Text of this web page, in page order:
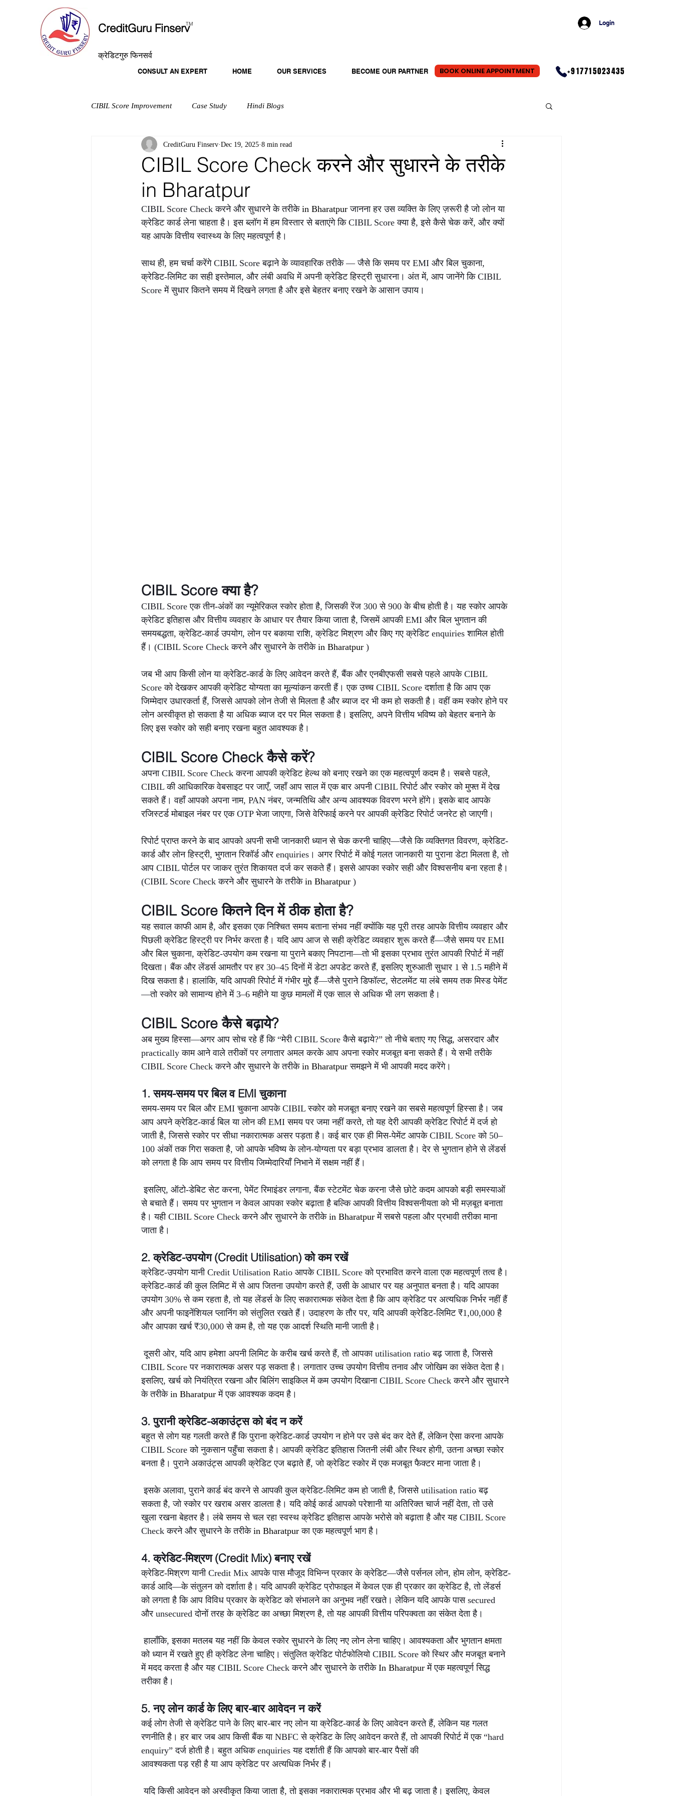
CreditGuru Finserv
TM
क्रेडिटगुरु फिनसर्व
Login
CONSULT AN EXPERT HOME OUR SERVICES BECOME OUR PARTNER BOOK ONLINE APPOINTMENT +917715023435
CIBIL Score Improvement Case Study Hindi Blogs
CIBIL Score Check करने और सुधारने के तरीके
in Bharatpur
CreditGuru Finserv Dec 19, 2025 8 min read
CIBIL Score Check करने और सुधारने के तरीके in Bharatpur जानना हर उस व्यक्ति के लिए ज़रूरी है जो लोन या
क्रेडिट कार्ड लेना चाहता है। इस ब्लॉग में हम विस्तार से बताएंगे कि CIBIL Score क्या है, इसे कैसे चेक करें, और क्यों
यह आपके वित्तीय स्वास्थ्य के लिए महत्वपूर्ण है।
साथ ही, हम चर्चा करेंगे CIBIL Score बढ़ाने के व्यावहारिक तरीके — जैसे कि समय पर EMI और बिल चुकाना,
क्रेडिट‑लिमिट का सही इस्तेमाल, और लंबी अवधि में अपनी क्रेडिट हिस्ट्री सुधारना। अंत में, आप जानेंगे कि CIBIL
Score में सुधार कितने समय में दिखने लगता है और इसे बेहतर बनाए रखने के आसान उपाय।
CIBIL Score क्या है?
CIBIL Score एक तीन-अंकों का न्यूमेरिकल स्कोर होता है, जिसकी रेंज 300 से 900 के बीच होती है। यह स्कोर आपके
क्रेडिट इतिहास और वित्तीय व्यवहार के आधार पर तैयार किया जाता है, जिसमें आपकी EMI और बिल भुगतान की
समयबद्धता, क्रेडिट-कार्ड उपयोग, लोन पर बकाया राशि, क्रेडिट मिश्रण और किए गए क्रेडिट enquiries शामिल होती
हैं। (CIBIL Score Check करने और सुधारने के तरीके in Bharatpur )
जब भी आप किसी लोन या क्रेडिट-कार्ड के लिए आवेदन करते हैं, बैंक और एनबीएफसी सबसे पहले आपके CIBIL
Score को देखकर आपकी क्रेडिट योग्यता का मूल्यांकन करती हैं। एक उच्च CIBIL Score दर्शाता है कि आप एक
जिम्मेदार उधारकर्ता हैं, जिससे आपको लोन तेजी से मिलता है और ब्याज दर भी कम हो सकती है। वहीं कम स्कोर होने पर
लोन अस्वीकृत हो सकता है या अधिक ब्याज दर पर मिल सकता है। इसलिए, अपने वित्तीय भविष्य को बेहतर बनाने के
लिए इस स्कोर को सही बनाए रखना बहुत आवश्यक है।
CIBIL Score Check कैसे करें?
अपना CIBIL Score Check करना आपकी क्रेडिट हेल्थ को बनाए रखने का एक महत्वपूर्ण कदम है। सबसे पहले,
CIBIL की आधिकारिक वेबसाइट पर जाएँ, जहाँ आप साल में एक बार अपनी CIBIL रिपोर्ट और स्कोर को मुफ्त में देख
सकते हैं। वहाँ आपको अपना नाम, PAN नंबर, जन्मतिथि और अन्य आवश्यक विवरण भरने होंगे। इसके बाद आपके
रजिस्टर्ड मोबाइल नंबर पर एक OTP भेजा जाएगा, जिसे वेरिफाई करने पर आपकी क्रेडिट रिपोर्ट जनरेट हो जाएगी।
रिपोर्ट प्राप्त करने के बाद आपको अपनी सभी जानकारी ध्यान से चेक करनी चाहिए—जैसे कि व्यक्तिगत विवरण, क्रेडिट-
कार्ड और लोन हिस्ट्री, भुगतान रिकॉर्ड और enquiries। अगर रिपोर्ट में कोई गलत जानकारी या पुराना डेटा मिलता है, तो
आप CIBIL पोर्टल पर जाकर तुरंत शिकायत दर्ज कर सकते हैं। इससे आपका स्कोर सही और विश्वसनीय बना रहता है।
(CIBIL Score Check करने और सुधारने के तरीके in Bharatpur )
CIBIL Score कितने दिन में ठीक होता है?
यह सवाल काफी आम है, और इसका एक निश्चित समय बताना संभव नहीं क्योंकि यह पूरी तरह आपके वित्तीय व्यवहार और
पिछली क्रेडिट हिस्ट्री पर निर्भर करता है। यदि आप आज से सही क्रेडिट व्यवहार शुरू करते हैं—जैसे समय पर EMI
और बिल चुकाना, क्रेडिट-उपयोग कम रखना या पुराने बकाए निपटाना—तो भी इसका प्रभाव तुरंत आपकी रिपोर्ट में नहीं
दिखता। बैंक और लेंडर्स आमतौर पर हर 30–45 दिनों में डेटा अपडेट करते हैं, इसलिए शुरुआती सुधार 1 से 1.5 महीने में
दिख सकता है। हालांकि, यदि आपकी रिपोर्ट में गंभीर मुद्दे हैं—जैसे पुराने डिफॉल्ट, सेटलमेंट या लंबे समय तक मिस्ड पेमेंट
—तो स्कोर को सामान्य होने में 3–6 महीने या कुछ मामलों में एक साल से अधिक भी लग सकता है।
CIBIL Score कैसे बढ़ाये?
अब मुख्य हिस्सा—अगर आप सोच रहे हैं कि “मेरी CIBIL Score कैसे बढ़ाये?” तो नीचे बताए गए सिद्ध, असरदार और
practically काम आने वाले तरीकों पर लगातार अमल करके आप अपना स्कोर मजबूत बना सकते हैं। ये सभी तरीके
CIBIL Score Check करने और सुधारने के तरीके in Bharatpur समझने में भी आपकी मदद करेंगे।
1. समय-समय पर बिल व EMI चुकाना
समय-समय पर बिल और EMI चुकाना आपके CIBIL स्कोर को मजबूत बनाए रखने का सबसे महत्वपूर्ण हिस्सा है। जब
आप अपने क्रेडिट-कार्ड बिल या लोन की EMI समय पर जमा नहीं करते, तो यह देरी आपकी क्रेडिट रिपोर्ट में दर्ज हो
जाती है, जिससे स्कोर पर सीधा नकारात्मक असर पड़ता है। कई बार एक ही मिस-पेमेंट आपके CIBIL Score को 50–
100 अंकों तक गिरा सकता है, जो आपके भविष्य के लोन-योग्यता पर बड़ा प्रभाव डालता है। देर से भुगतान होने से लेंडर्स
को लगता है कि आप समय पर वित्तीय जिम्मेदारियाँ निभाने में सक्षम नहीं हैं।
इसलिए, ऑटो-डेबिट सेट करना, पेमेंट रिमाइंडर लगाना, बैंक स्टेटमेंट चेक करना जैसे छोटे कदम आपको बड़ी समस्याओं
से बचाते हैं। समय पर भुगतान न केवल आपका स्कोर बढ़ाता है बल्कि आपकी वित्तीय विश्वसनीयता को भी मज़बूत बनाता
है। यही CIBIL Score Check करने और सुधारने के तरीके in Bharatpur में सबसे पहला और प्रभावी तरीका माना
जाता है।
2. क्रेडिट-उपयोग (Credit Utilisation) को कम रखें
क्रेडिट-उपयोग यानी Credit Utilisation Ratio आपके CIBIL Score को प्रभावित करने वाला एक महत्वपूर्ण तत्व है।
क्रेडिट-कार्ड की कुल लिमिट में से आप जितना उपयोग करते हैं, उसी के आधार पर यह अनुपात बनता है। यदि आपका
उपयोग 30% से कम रहता है, तो यह लेंडर्स के लिए सकारात्मक संकेत देता है कि आप क्रेडिट पर अत्यधिक निर्भर नहीं हैं
और अपनी फाइनेंशियल प्लानिंग को संतुलित रखते हैं। उदाहरण के तौर पर, यदि आपकी क्रेडिट-लिमिट ₹1,00,000 है
और आपका खर्च ₹30,000 से कम है, तो यह एक आदर्श स्थिति मानी जाती है।
दूसरी ओर, यदि आप हमेशा अपनी लिमिट के करीब खर्च करते हैं, तो आपका utilisation ratio बढ़ जाता है, जिससे
CIBIL Score पर नकारात्मक असर पड़ सकता है। लगातार उच्च उपयोग वित्तीय तनाव और जोखिम का संकेत देता है।
इसलिए, खर्च को नियंत्रित रखना और बिलिंग साइकिल में कम उपयोग दिखाना CIBIL Score Check करने और सुधारने
के तरीके in Bharatpur में एक आवश्यक कदम है।
3. पुरानी क्रेडिट-अकाउंट्स को बंद न करें
बहुत से लोग यह गलती करते हैं कि पुराना क्रेडिट-कार्ड उपयोग न होने पर उसे बंद कर देते हैं, लेकिन ऐसा करना आपके
CIBIL Score को नुकसान पहुँचा सकता है। आपकी क्रेडिट इतिहास जितनी लंबी और स्थिर होगी, उतना अच्छा स्कोर
बनता है। पुराने अकाउंट्स आपकी क्रेडिट एज बढ़ाते हैं, जो क्रेडिट स्कोर में एक मजबूत फैक्टर माना जाता है।
इसके अलावा, पुराने कार्ड बंद करने से आपकी कुल क्रेडिट-लिमिट कम हो जाती है, जिससे utilisation ratio बढ़
सकता है, जो स्कोर पर खराब असर डालता है। यदि कोई कार्ड आपको परेशानी या अतिरिक्त चार्ज नहीं देता, तो उसे
खुला रखना बेहतर है। लंबे समय से चल रहा स्वस्थ क्रेडिट इतिहास आपके भरोसे को बढ़ाता है और यह CIBIL Score
Check करने और सुधारने के तरीके in Bharatpur का एक महत्वपूर्ण भाग है।
4. क्रेडिट-मिश्रण (Credit Mix) बनाए रखें
क्रेडिट-मिश्रण यानी Credit Mix आपके पास मौजूद विभिन्न प्रकार के क्रेडिट—जैसे पर्सनल लोन, होम लोन, क्रेडिट-
कार्ड आदि—के संतुलन को दर्शाता है। यदि आपकी क्रेडिट प्रोफाइल में केवल एक ही प्रकार का क्रेडिट है, तो लेंडर्स
को लगता है कि आप विविध प्रकार के क्रेडिट को संभालने का अनुभव नहीं रखते। लेकिन यदि आपके पास secured
और unsecured दोनों तरह के क्रेडिट का अच्छा मिश्रण है, तो यह आपकी वित्तीय परिपक्वता का संकेत देता है।
हालाँकि, इसका मतलब यह नहीं कि केवल स्कोर सुधारने के लिए नए लोन लेना चाहिए। आवश्यकता और भुगतान क्षमता
को ध्यान में रखते हुए ही क्रेडिट लेना चाहिए। संतुलित क्रेडिट पोर्टफोलियो CIBIL Score को स्थिर और मजबूत बनाने
में मदद करता है और यह CIBIL Score Check करने और सुधारने के तरीके In Bharatpur में एक महत्वपूर्ण सिद्ध
तरीका है।
5. नए लोन कार्ड के लिए बार-बार आवेदन न करें
कई लोग तेजी से क्रेडिट पाने के लिए बार-बार नए लोन या क्रेडिट-कार्ड के लिए आवेदन करते हैं, लेकिन यह गलत
रणनीति है। हर बार जब आप किसी बैंक या NBFC से क्रेडिट के लिए आवेदन करते हैं, तो आपकी रिपोर्ट में एक “hard
enquiry” दर्ज होती है। बहुत अधिक enquiries यह दर्शाती हैं कि आपको बार-बार पैसों की
आवश्यकता पड़ रही है या आप क्रेडिट पर अत्यधिक निर्भर हैं।
यदि किसी आवेदन को अस्वीकृत किया जाता है, तो इसका नकारात्मक प्रभाव और भी बढ़ जाता है। इसलिए, केवल